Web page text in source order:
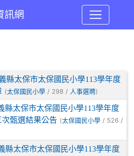
訊網
縣太保市太保國民小學113學年度
(太保國民小學 / 298 / 人事選聘)
縣太保市太保國民小學113學年度
甄選結果公告 (太保國民小學 / 526 /
縣太保市太保國民小學113學年度